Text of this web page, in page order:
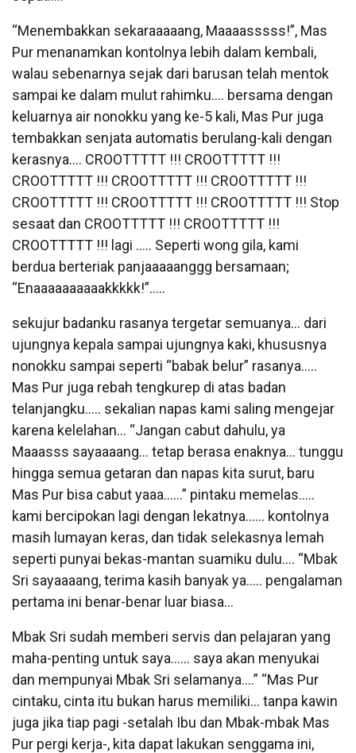
“Menembakkan sekaraaaaang, Maaaasssss!”, Mas
Pur menanamkan kontolnya lebih dalam kembali,
walau sebenarnya sejak dari barusan telah mentok
sampai ke dalam mulut rahimku…. bersama dengan
keluarnya air nonokku yang ke-5 kali, Mas Pur juga
tembakkan senjata automatis berulang-kali dengan
kerasnya…. CROOTTTTT !!! CROOTTTTT !!!
CROOTTTTT !!! CROOTTTTT !!! CROOTTTTT !!!
CROOTTTTT !!! CROOTTTTT !!! CROOTTTTT !!! Stop
sesaat dan CROOTTTTT !!! CROOTTTTT !!!
CROOTTTTT !!! lagi ….. Seperti wong gila, kami
berdua berteriak panjaaaaanggg bersamaan;
“Enaaaaaaaaaakkkkk!”…..
sekujur badanku rasanya tergetar semuanya… dari
ujungnya kepala sampai ujungnya kaki, khususnya
nonokku sampai seperti “babak belur” rasanya…..
Mas Pur juga rebah tengkurep di atas badan
telanjangku….. sekalian napas kami saling mengejar
karena kelelahan… “Jangan cabut dahulu, ya
Maaasss sayaaaang… tetap berasa enaknya… tunggu
hingga semua getaran dan napas kita surut, baru
Mas Pur bisa cabut yaaa……” pintaku memelas…..
kami bercipokan lagi dengan lekatnya…… kontolnya
masih lumayan keras, dan tidak selekasnya lemah
seperti punyai bekas-mantan suamiku dulu…. “Mbak
Sri sayaaaang, terima kasih banyak ya….. pengalaman
pertama ini benar-benar luar biasa…
Mbak Sri sudah memberi servis dan pelajaran yang
maha-penting untuk saya…… saya akan menyukai
dan mempunyai Mbak Sri selamanya….” “Mas Pur
cintaku, cinta itu bukan harus memiliki… tanpa kawin
juga jika tiap pagi -setalah Ibu dan Mbak-mbak Mas
Pur pergi kerja-, kita dapat lakukan senggama ini,